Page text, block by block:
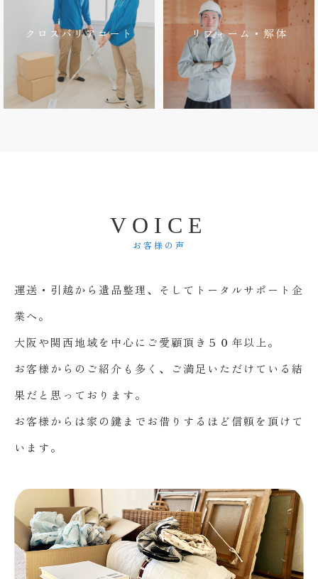
クロスバリアコート リフォーム・解体
V O I C E
お客様の声
運送・引越から遺品整理、そしてトータルサポート企
業へ。
大阪や関西地域を中心にご愛顧頂き５０年以上。
お客様からのご紹介も多く、ご満足いただけている結
果だと思っております。
お客様からは家の鍵までお借りするほど信頼を頂けて
います。